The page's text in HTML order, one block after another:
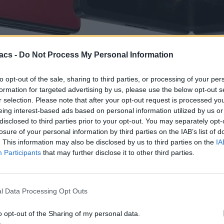
- Do Not Process My Personal Information
opt-out of the sale, sharing to third parties, or processing of your
for targeted advertising by us, please use the below opt-out
selection. Please note that after your opt-out request is processed
interest-based ads based on personal information utilized by us
to third parties prior to your opt-out. You may separately
of your personal information by third parties on the IAB’s list of
This information may also be disclosed by us to third parties on the
Participants that may further disclose it to other third parties.
Data Processing Opt Outs
opt-out of the Sharing of my personal data.
της, το οποίο θα ονομάζεται X Fold+ και εξωτερικά θα
χρώμα του και τώρα έγινε γνωστό ότι η παρουσίαση του θα
Fold+θα είναι διαθέσιμο, εκτός από το κόκκινο χρώμα, σε μία
/ επιβεβαίωσε την ύπαρξη της 12GB/512GB έκδοσης,
πρώτοι όλα τα τεχνολογικά νέα. Ένας ακόμα τρόπος να